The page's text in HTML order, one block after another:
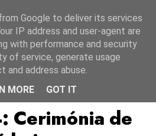
Malta
Cerimónia de
Google to deliver its services
IP address and user-agent are
with performance and security
of service, generate usage
address abuse.
MORE
GOT IT